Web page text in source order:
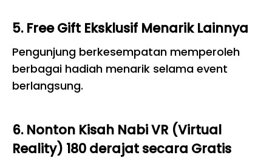
5. Free Gift Eksklusif Menarik Lainnya
Pengunjung berkesempatan memperoleh
berbagai hadiah menarik selama event
berlangsung.
6. Nonton Kisah Nabi VR (Virtual
Reality) 180 derajat secara Gratis